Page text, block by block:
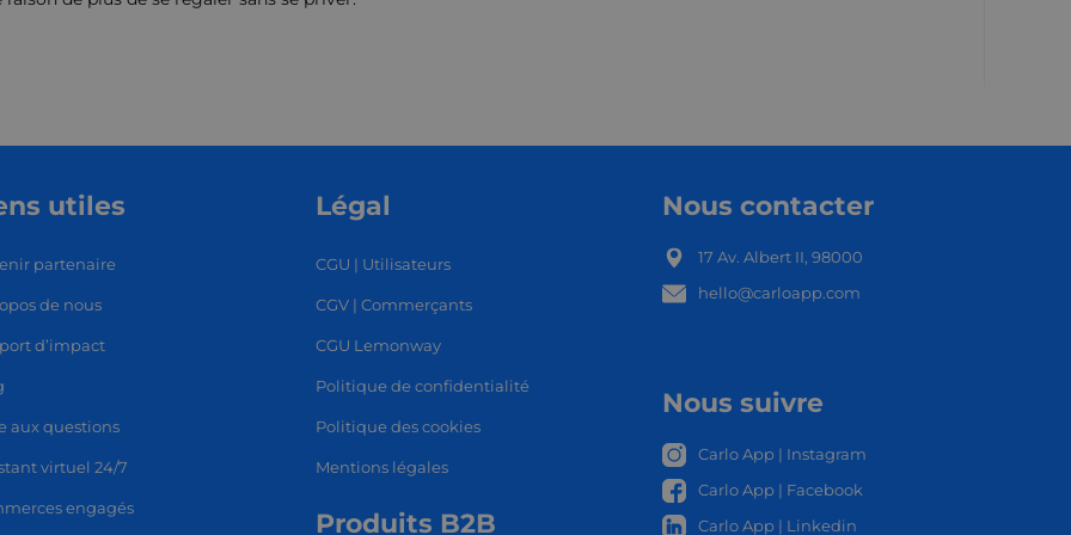
utiles
partenaire
de nous
d’impact
aux questions
virtuel 24/7
engagés
Légal
CGU | Utilisateurs
CGV | Commerçants
CGU Lemonway
Politique de confidentialité
Politique des cookies
Mentions légales
Produits B2B
Nous contacter
17 Av. Albert II, 98000
hello@carloapp.com
Nous suivre
Carlo App | Instagram
Carlo App | Facebook
Carlo App | Linkedin
SHOPLOCAL